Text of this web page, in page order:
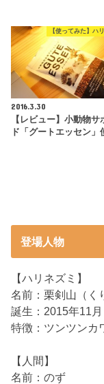
【使ってみた】ハ
2016.3.30
【レビュー】小動物サ
ド「グートエッセン」
登場人物
【ハリネズミ】
名前：栗剣山（く
誕生：2015年11月
特徴：ツンツンカ
【人間】
名前：のず